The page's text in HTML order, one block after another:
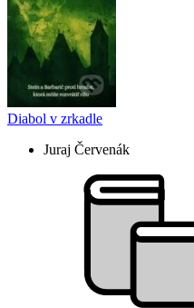
Diabol v zrkadle
Juraj Červenák